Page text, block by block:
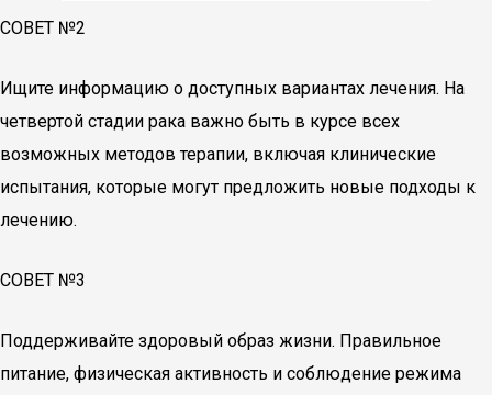
СОВЕТ №2
Ищите информацию о доступных вариантах лечения. На
четвертой стадии рака важно быть в курсе всех
возможных методов терапии, включая клинические
испытания, которые могут предложить новые подходы к
лечению.
СОВЕТ №3
Поддерживайте здоровый образ жизни. Правильное
питание, физическая активность и соблюдение режима